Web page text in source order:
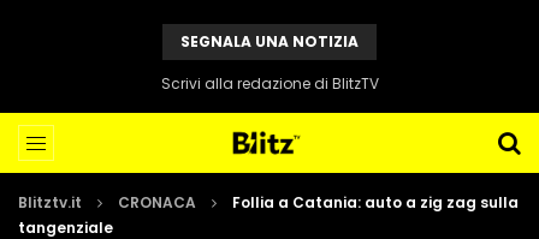
SEGNALA UNA NOTIZIA
Scrivi alla redazione di BlitzTV
Blitztv.it CRONACA
Follia a Catania: auto a zig zag sulla
tangenziale